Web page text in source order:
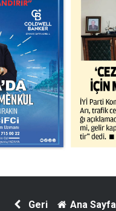
Geri Ana Sayfa